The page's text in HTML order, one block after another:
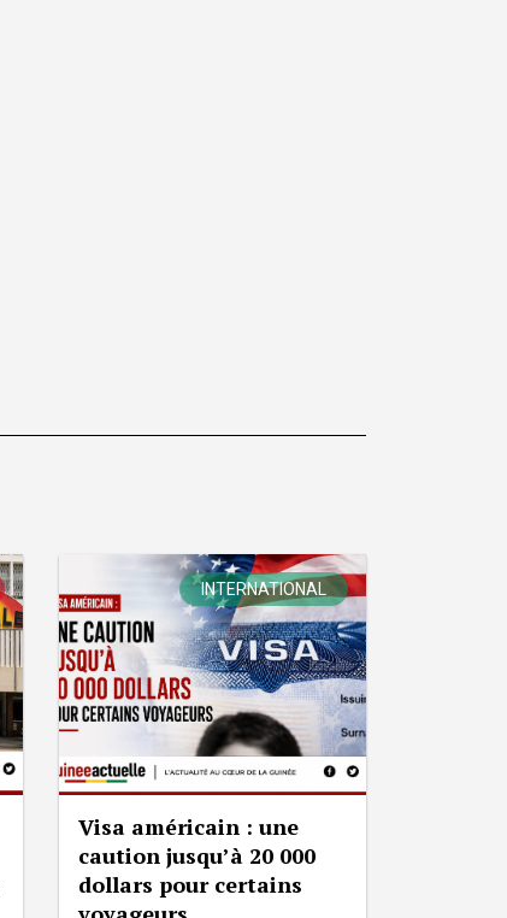
INTERNATIONAL
Visa américain : une
caution jusqu’à 20 000
dollars pour certains